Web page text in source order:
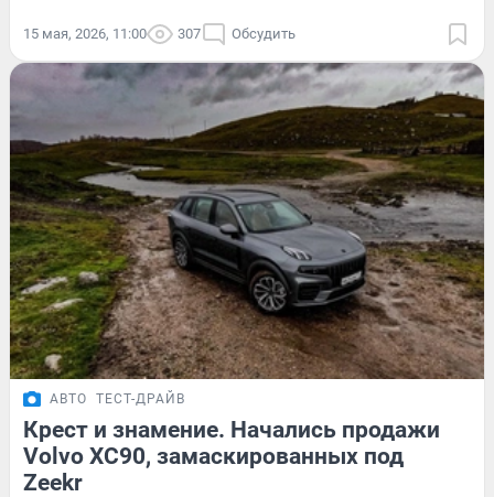
15 мая, 2026, 11:00 307 Обсудить
АВТО ТЕСТ-ДРАЙВ
Крест и знамение. Начались продажи
Volvo XC90, замаскированных под
Zeekr